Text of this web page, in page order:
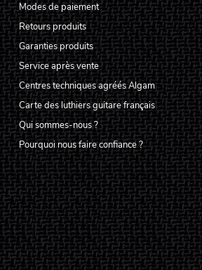
Modes de paiement
Retours produits
Garanties produits
Service après vente
Centres techniques agréés Algam
Carte des luthiers guitare français
Qui sommes-nous ?
Pourquoi nous faire confiance ?